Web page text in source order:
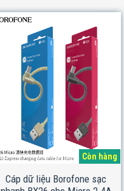
Còn hàng
Cáp dữ liệu Borofone sạc